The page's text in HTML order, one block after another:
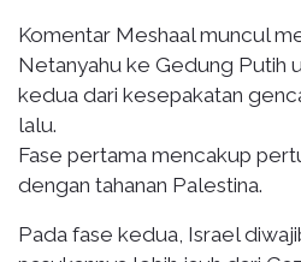
Komentar Meshaal muncul
Netanyahu ke Gedung Putih
kedua dari kesepakatan
lalu.
Fase pertama mencakup
dengan tahanan Palestina.
Pada fase kedua, Israel